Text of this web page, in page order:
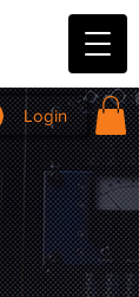
Login